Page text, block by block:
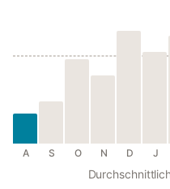
A S O N D J